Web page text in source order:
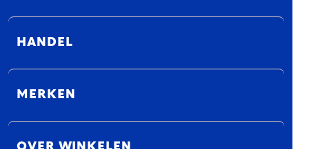
HANDEL
MERKEN